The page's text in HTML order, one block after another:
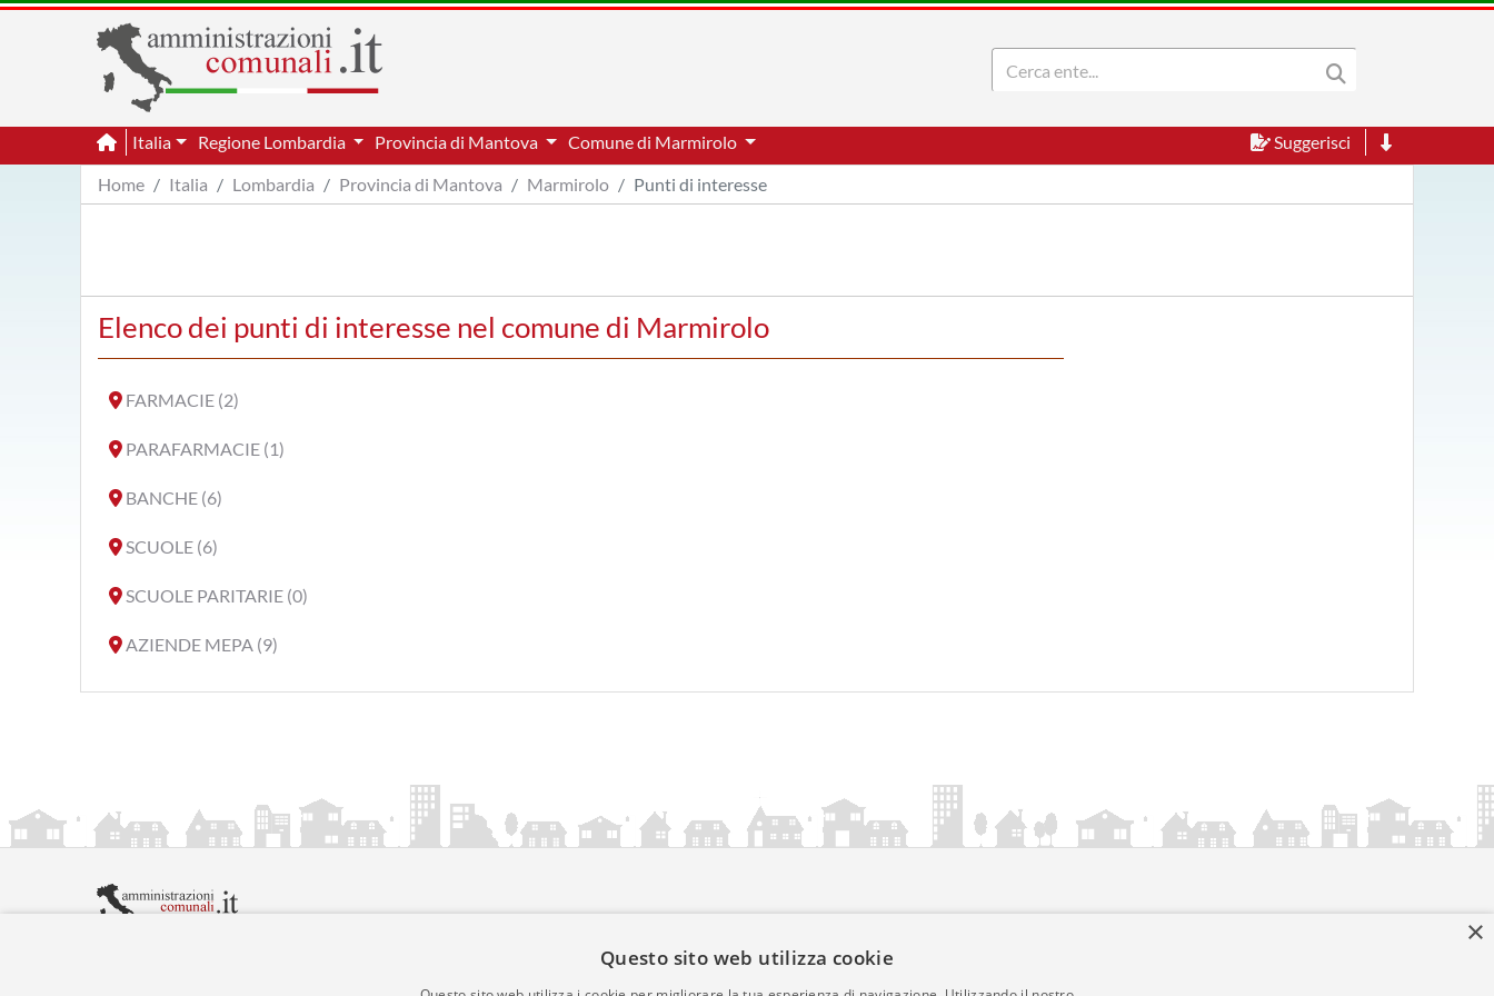
Italia Regione Lombardia Provincia di Mantova Comune di Marmirolo
Suggerisci
Home
Italia Lombardia Provincia di Mantova Marmirolo Punti di interesse
Elenco dei punti di interesse nel comune di Marmirolo
FARMACIE (2)
PARAFARMACIE (1)
BANCHE (6)
SCUOLE (6)
SCUOLE PARITARIE (0)
AZIENDE MEPA (9)
×
Questo sito web utilizza cookie